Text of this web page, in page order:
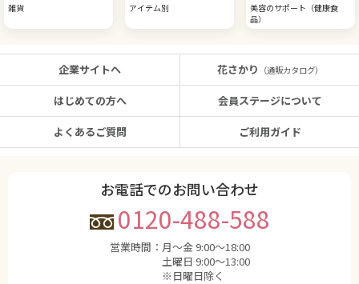
雑貨 アイテム別
美容のサポート（健康食
品）
企業サイトへ
はじめての方へ
よくあるご質問
花さかり （通販カタログ）
会員ステージについて
ご利用ガイド
お電話でのお問い合わせ
0120-488-588
営業時間： 月〜金 9:00〜18:00
土曜日 9:00〜13:00
※日曜日除く